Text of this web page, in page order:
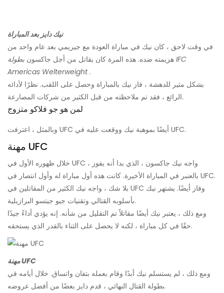
نيك دايز بعد المباراة
في وقت لاحق ، كان نيك في مباراة العودة مع جيريمي بعد عام واحد من
هزيمته ضده. هذه المرة كان يقاتل من أجل جاكسون بطولة IFC
Americas Welterweight.
بشكل مثير للدهشة ، فاز نيك بالمباراة وحصل على اللقب. نظرًا لأدائه
الرائع ، فقد تم ملاحظته من قبل الكثير من شركات المصارعة.
لمن هو جو فلاكو متزوج
وبالمثل ، اعترفت UFC أيضًا بموهبة نيك ووقعت عليه في UFC.
مهنة UFC
خلال ظهوره الأول في UFC ، واجه نيك جاكسون ، الذي بدا أنه يفوز
بالعنبر في المباراة الأخيرة. كانت هذه أول مباراة له وأول انتصار في UFC.
بلا شك ، واجه نيك الكثير من المقاتلين في UFC وفاز أيضًا. يشتهر نيك
بأسلوبه القتالي وتقنيات جيو جيتسو البرازيلية.
ومع ذلك ، يعتبر نيك أيضًا مقاتلاً تم التقليل من شأنه. إنه يؤدي أداءً جيدًا
حقًا في كل مباراة ، لكنه لا يحصل على الثناء بالقدر الذي يستحقه.
مهنة UFC
ومع ذلك ، لم يستسلم نيك أبدًا وقام بعمله بتفان واتساق. خلال أيامه في
بطولة القتال النهائي ، قدم دايز بعضًا من أفضل عروضه.